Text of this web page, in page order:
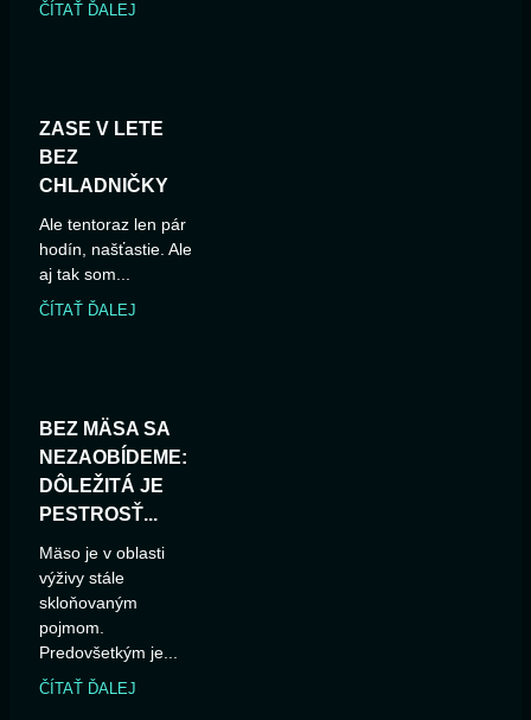
ČÍTAŤ ĎALEJ
ZASE V LETE
BEZ
CHLADNIČKY
Ale tentoraz len pár
hodín, našťastie. Ale
aj tak som...
ČÍTAŤ ĎALEJ
BEZ MÄSA SA
NEZAOBÍDEME:
DÔLEŽITÁ JE
PESTROSŤ...
Mäso je v oblasti
výživy stále
skloňovaným
pojmom.
Predovšetkým je...
ČÍTAŤ ĎALEJ